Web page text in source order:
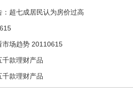
超七成居民认为房价过高
市场趋势 20110615
千款理财产品
千款理财产品